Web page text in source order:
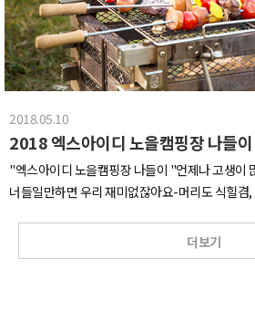
어요.직접 경험하지 않고는 느낄 수 없는 심장 쫄
확대해서 한번 더 ㅋㅋㅋㅋㅋ설렘 가득 안고 도
비바람이였어요.=_= 우리가 서울에서 비구름을
더라구요.( 사진은 고요해 보이지만 현실은 태풍
고 제주도 갔다는게 무색할만큼 땅이 말라 보이는
주지 않아도 각자 알아서 역할 분담을 해가며 테이
함께 저녁식사를 맛있게 했어요.더 오랫동안 큰
아쉬움의 미덕도 있으니내일 회의때 할 이야기를
야심차게 준비하고있는 빅픽처 프로젝트 회의가
증명하는 듯한 진중한 표정과 바쁜 손놀림이 보이
2018.05.10
2018 엑스아이디 노을캠핑장 나들이
"엑스아이디 노을캠핑장 나들이 "언제나 고생이
너들일만하면 우리 재미없잖아요-머리도 식힐겸
요?주차장부터 사진 찍힐걸 알고 원천봉쇄하는
데)뒤에 우리의 에피타이져를 운반하는 고생많
더보기